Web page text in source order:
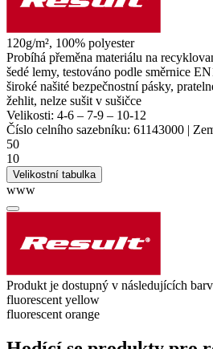
120g/m², 100% polyester
Probíhá přeměna materiálu na
šedé lemy, testováno podle směrnice
široké našité bezpečnostní pásky,
žehlit, nelze sušit v sušičce
Velikosti: 4-6 – 7-9 – 10-12
Číslo celního sazebníku: 61143000 |
50
10
Velikostní tabulka
www
Produkt je dostupný v následujících
fluorescent yellow
fluorescent orange